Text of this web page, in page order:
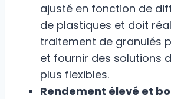
ajusté en fonction de
de plastiques et doit
traitement de granulés
et fournir des solutions
plus flexibles.
Rendement élevé et